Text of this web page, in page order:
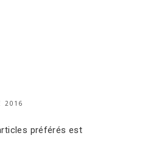
2016
préférés est